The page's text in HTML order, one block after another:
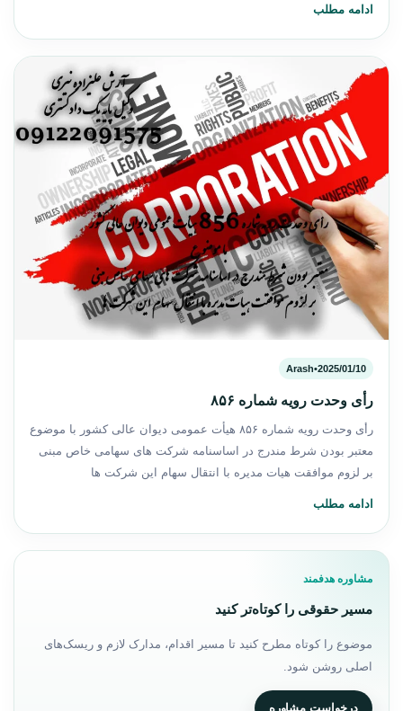
ادامه مطلب
2025/01/10
•
Arash
رأی وحدت رویه شماره ۸۵۶
رأی وحدت رویه شماره ۸۵۶ هیأت عمومی دیوان عالی كشور با موضوع
معتبر بودن شرط مندرج در اساسنامه شرکت های سهامی خاص مبنی
بر لزوم موافقت هیات مدیره با انتقال سهام این شرکت ها
ادامه مطلب
مشاوره هدفمند
مسیر حقوقی را کوتاه‌تر کنید
موضوع را کوتاه مطرح کنید تا مسیر اقدام، مدارک لازم و ریسک‌های
اصلی روشن شود.
درخواست مشاوره